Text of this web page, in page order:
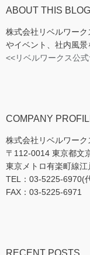
ABOUT THIS BLOG
株式会社リベルワー
やイベント、社内風景
<<リベルワークス公
COMPANY
株式会社リベルワーク
〒112-0014 東京都文
東京メトロ有楽町線
TEL：03-5225-6970(
FAX：03-5225-6971
RECENT POSTS